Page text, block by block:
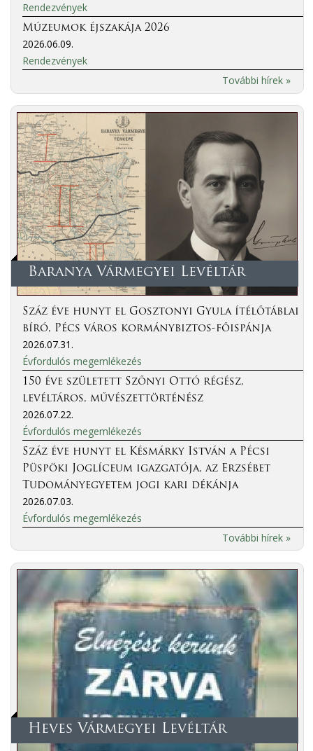
Rendezvények
Múzeumok éjszakája 2026
2026.06.09.
Rendezvények
További hírek »
Baranya Vármegyei Levéltár
Száz éve hunyt el Gosztonyi Gyula ítélőtáblai
bíró, Pécs város kormánybiztos-főispánja
2026.07.31.
Évfordulós megemlékezés
150 éve született Szőnyi Ottó régész,
levéltáros, művészettörténész
2026.07.22.
Évfordulós megemlékezés
Száz éve hunyt el Késmárky István a Pécsi
Püspöki Joglíceum igazgatója, az Erzsébet
Tudományegyetem jogi kari dékánja
2026.07.03.
Évfordulós megemlékezés
További hírek »
Heves Vármegyei Levéltár